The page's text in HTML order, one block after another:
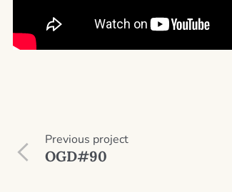
Previous project
OGD#90